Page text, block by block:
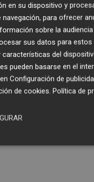
en su dispositivo y
navegación, para ofrecer
sobre la
sus datos para
características del
pueden basarse en el
Configuración de
de cookies. Política de